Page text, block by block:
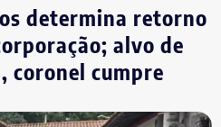
determina retorno
alvo de
coronel cumpre